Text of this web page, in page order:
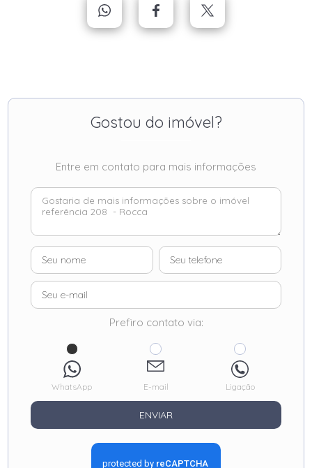
Gostou do imóvel?
Entre em contato para mais informações
Prefiro contato via:
WhatsApp E-mail Ligação
ENVIAR